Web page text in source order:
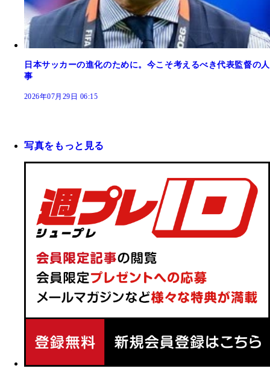
日本サッカーの進化のために。今こそ考えるべき代表監督の人
事
2026年07月29日 06:15
写真をもっと見る